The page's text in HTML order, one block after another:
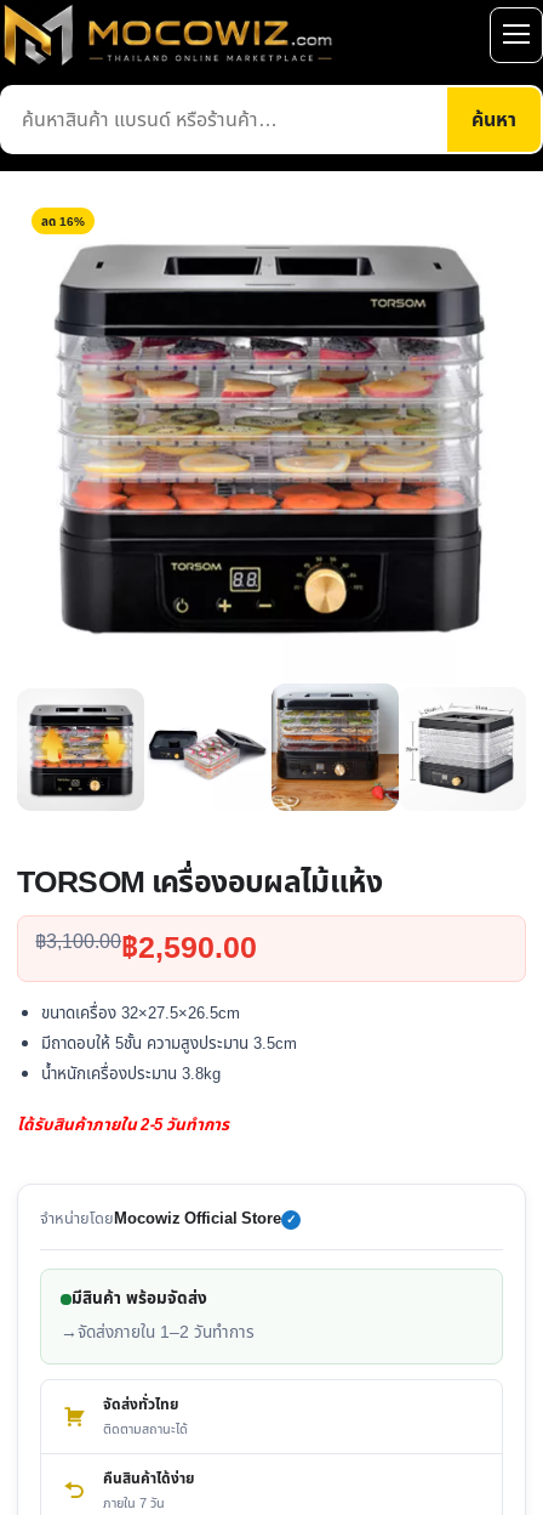
ข้าม
ไป
ยัง
เนื้อหา
ค้นหา
สินค้า
ค้นหา
เปิ
เม
ลด 16%
TORSOM เครื่องอบผลไม้แห้ง
฿3,100.00
Original
price
was:
฿3,100.00.
฿2,590.00
Current
price
is:
฿2,590.00.
ขนาดเครื่อง 32×27.5×26.5cm
มีถาดอบให้ 5ชั้น ความสูงประมาน 3.5cm
น้ำหนักเครื่องประมาน 3.8kg
ได้รับสินค้าภายใน 2-5 วันทำการ
จำหน่ายโดยMocowiz Official Store ✓
มีสินค้า พร้อมจัดส่ง
→จัดส่งภายใน 1–2 วันทำการ
จัดส่งทั่วไทย
ติดตามสถานะได้
คืนสินค้าได้ง่าย
ภายใน 7 วัน